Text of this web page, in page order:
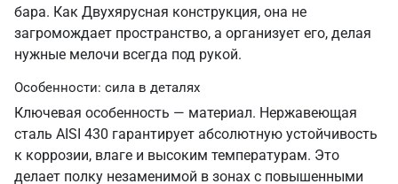
бара. Как Двухярусная конструкция, она не
загромождает пространство, а организует его, делая
нужные мелочи всегда под рукой.
Особенности: сила в деталях
Ключевая особенность — материал. Нержавеющая
сталь AISI 430 гарантирует абсолютную устойчивость
к коррозии, влаге и высоким температурам. Это
делает полку незаменимой в зонах с повышенными